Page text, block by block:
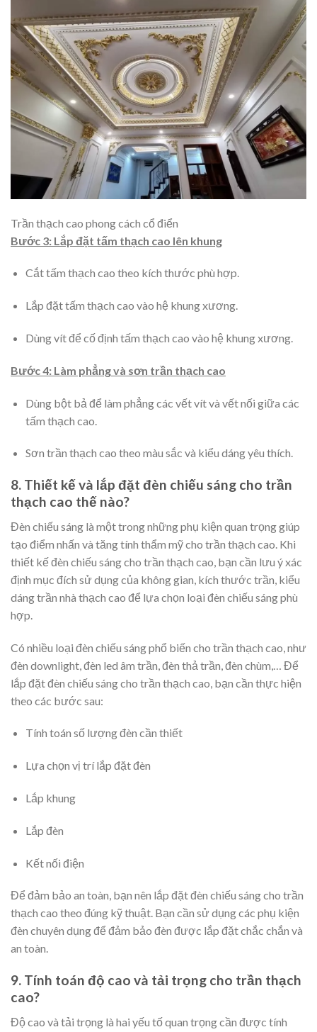
Trần thạch cao phong cách cổ điển
Bước 3: Lắp đặt tấm thạch cao lên khung
Cắt tấm thạch cao theo kích thước phù hợp.
Lắp đặt tấm thạch cao vào hệ khung xương.
Dùng vít để cố định tấm thạch cao vào hệ khung xương.
Bước 4: Làm phẳng và sơn trần thạch cao
Dùng bột bả để làm phẳng các vết vít và vết nối giữa các
tấm thạch cao.
Sơn trần thạch cao theo màu sắc và kiểu dáng yêu thích.
8. Thiết kế và lắp đặt đèn chiếu sáng cho trần
thạch cao thế nào?
Đèn chiếu sáng là một trong những phụ kiện quan trọng giúp
tạo điểm nhấn và tăng tính thẩm mỹ cho trần thạch cao. Khi
thiết kế đèn chiếu sáng cho trần thạch cao, bạn cần lưu ý xác
định mục đích sử dụng của không gian, kích thước trần, kiểu
dáng trần nhà thạch cao để lựa chọn loại đèn chiếu sáng phù
hợp.
Có nhiều loại đèn chiếu sáng phổ biến cho trần thạch cao, như
đèn downlight, đèn led âm trần, đèn thả trần, đèn chùm,… Để
lắp đặt đèn chiếu sáng cho trần thạch cao, bạn cần thực hiện
theo các bước sau:
Tính toán số lượng đèn cần thiết
Lựa chọn vị trí lắp đặt đèn
Lắp khung
Lắp đèn
Kết nối điện
Để đảm bảo an toàn, bạn nên lắp đặt đèn chiếu sáng cho trần
thạch cao theo đúng kỹ thuật. Bạn cần sử dụng các phụ kiện
đèn chuyên dụng để đảm bảo đèn được lắp đặt chắc chắn và
an toàn.
9. Tính toán độ cao và tải trọng cho trần thạch
cao?
Độ cao và tải trọng là hai yếu tố quan trọng cần được tính